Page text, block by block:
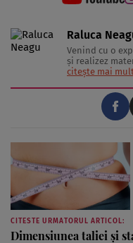
Raluca
Venind cu o
şi realizez
sănătate şi
citește mai
CITESTE URMATORUL ARTICOL:
Dimensiunea taliei şi